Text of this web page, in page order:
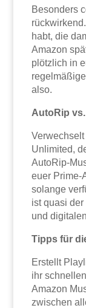
Besonders
habt, die
Amazon
plötzlich in
also.
AutoRip
Unlimited,
AutoRip-
euer Prime-
solange
ist quasi
und
Tipps für
Erstellt
ihr
Amazon
zwischen